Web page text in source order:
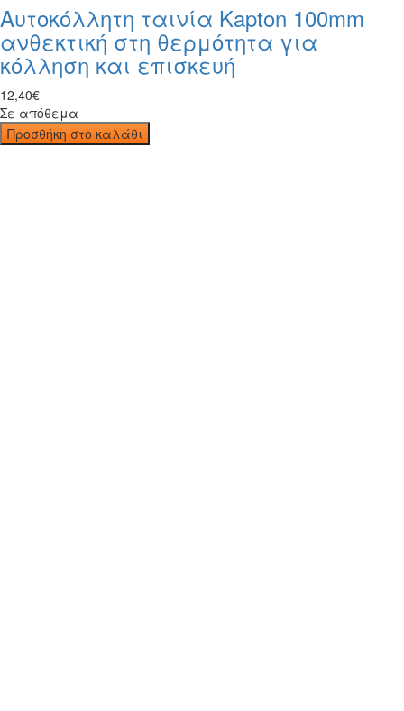
Αυτοκόλλητη ταινία Kapton 100mm
ανθεκτική στη θερμότητα για
κόλληση και επισκευή
12,40€
Σε απόθεμα
Προσθήκη στο καλάθι